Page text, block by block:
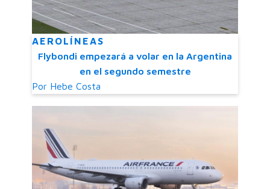
AEROLÍNEAS
Flybondi empezará a volar en la Argentina
en el segundo semestre
Por Hebe Costa